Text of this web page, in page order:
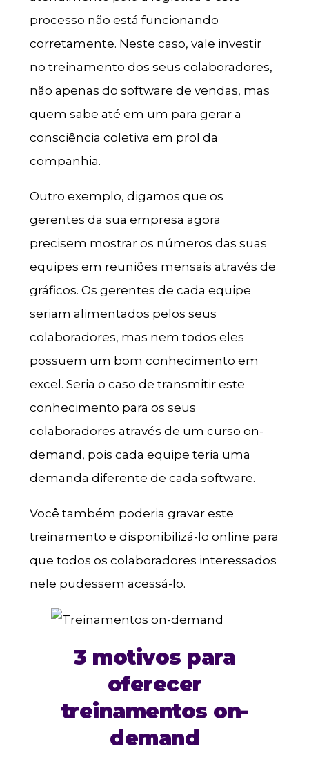
processo não está funcionando
corretamente. Neste caso, vale investir
no treinamento dos seus colaboradores,
não apenas do software de vendas, mas
quem sabe até em um para gerar a
consciência coletiva em prol da
companhia.
Outro exemplo, digamos que os
gerentes da sua empresa agora
precisem mostrar os números das suas
equipes em reuniões mensais através de
gráficos. Os gerentes de cada equipe
seriam alimentados pelos seus
colaboradores, mas nem todos eles
possuem um bom conhecimento em
excel. Seria o caso de transmitir este
conhecimento para os seus
colaboradores através de um curso on-
demand, pois cada equipe teria uma
demanda diferente de cada software.
Você também poderia gravar este
treinamento e disponibilizá-lo online para
que todos os colaboradores interessados
nele pudessem acessá-lo.
3 motivos para
oferecer
treinamentos on-
demand